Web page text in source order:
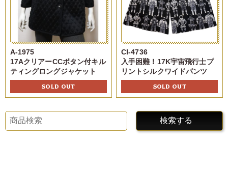
A-1975
17AクリアーCCボタン付キル
ティングロングジャケット
SOLD OUT
CI-4736
入手困難！17K宇宙飛行士プ
リントシルクワイドパンツ
SOLD OUT
検索する